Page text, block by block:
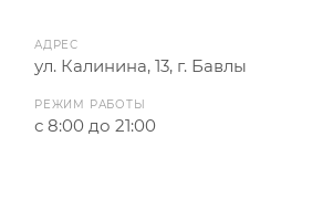
АДРЕС
ул. Калинина, 13, г. Бавлы
РЕЖИМ РАБОТЫ
с 8:00 до 21:00